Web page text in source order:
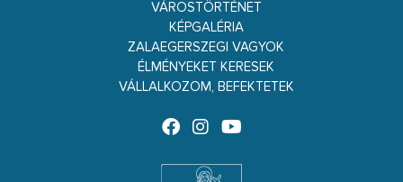
VÁROSTÖRTÉNET
KÉPGALÉRIA
ZALAEGERSZEGI VAGYOK
ÉLMÉNYEKET KERESEK
VÁLLALKOZOM, BEFEKTETEK